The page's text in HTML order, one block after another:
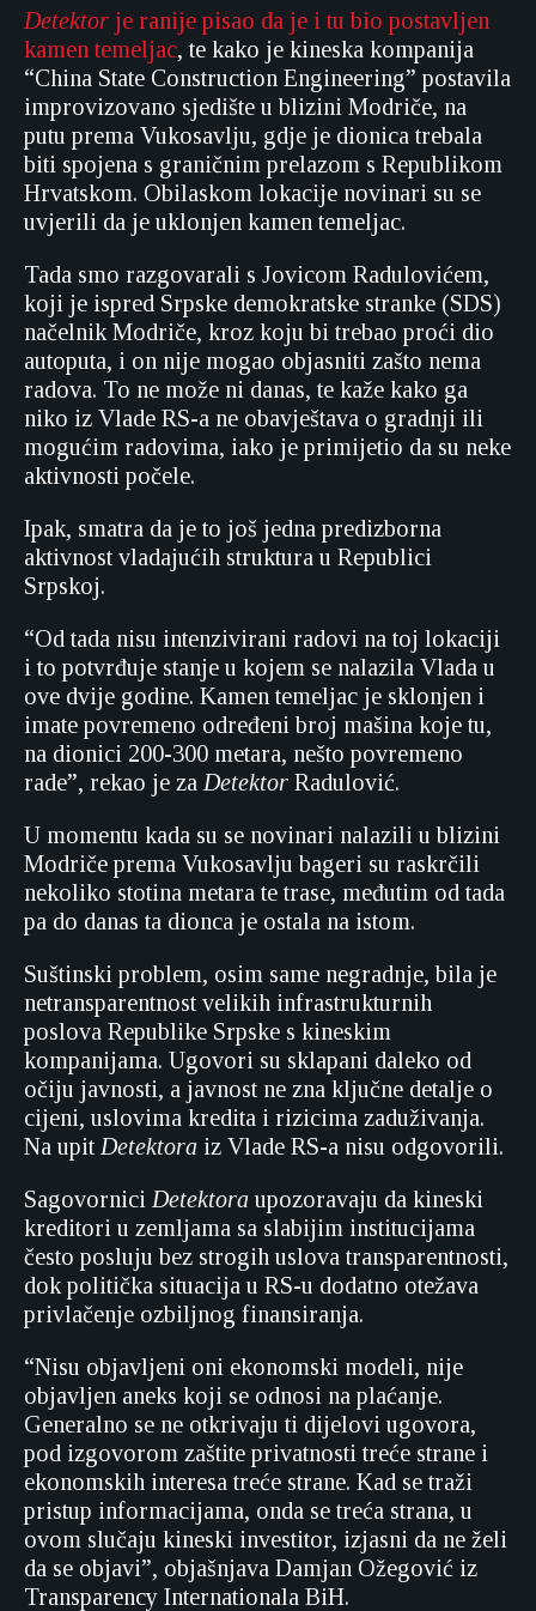
Detektor je ranije pisao da je i tu bio postavljen
kamen temeljac, te kako je kineska kompanija
“China State Construction Engineering” postavila
improvizovano sjedište u blizini Modriče, na
putu prema Vukosavlju, gdje je dionica trebala
biti spojena s graničnim prelazom s Republikom
Hrvatskom. Obilaskom lokacije novinari su se
uvjerili da je uklonjen kamen temeljac.
Tada smo razgovarali s Jovicom Radulovićem,
koji je ispred Srpske demokratske stranke (SDS)
načelnik Modriče, kroz koju bi trebao proći dio
autoputa, i on nije mogao objasniti zašto nema
radova. To ne može ni danas, te kaže kako ga
niko iz Vlade RS-a ne obavještava o gradnji ili
mogućim radovima, iako je primijetio da su neke
aktivnosti počele.
Ipak, smatra da je to još jedna predizborna
aktivnost vladajućih struktura u Republici
Srpskoj.
“Od tada nisu intenzivirani radovi na toj lokaciji
i to potvrđuje stanje u kojem se nalazila Vlada u
ove dvije godine. Kamen temeljac je sklonjen i
imate povremeno određeni broj mašina koje tu,
na dionici 200-300 metara, nešto povremeno
rade”, rekao je za Detektor Radulović.
U momentu kada su se novinari nalazili u blizini
Modriče prema Vukosavlju bageri su raskrčili
nekoliko stotina metara te trase, međutim od tada
pa do danas ta dionca je ostala na istom.
Suštinski problem, osim same negradnje, bila je
netransparentnost velikih infrastrukturnih
poslova Republike Srpske s kineskim
kompanijama. Ugovori su sklapani daleko od
očiju javnosti, a javnost ne zna ključne detalje o
cijeni, uslovima kredita i rizicima zaduživanja.
Na upit Detektora iz Vlade RS-a nisu odgovorili.
Sagovornici Detektora upozoravaju da kineski
kreditori u zemljama sa slabijim institucijama
često posluju bez strogih uslova transparentnosti,
dok politička situacija u RS-u dodatno otežava
privlačenje ozbiljnog finansiranja.
“Nisu objavljeni oni ekonomski modeli, nije
objavljen aneks koji se odnosi na plaćanje.
Generalno se ne otkrivaju ti dijelovi ugovora,
pod izgovorom zaštite privatnosti treće strane i
ekonomskih interesa treće strane. Kad se traži
pristup informacijama, onda se treća strana, u
ovom slučaju kineski investitor, izjasni da ne želi
da se objavi”, objašnjava Damjan Ožegović iz
Transparency Internationala BiH.